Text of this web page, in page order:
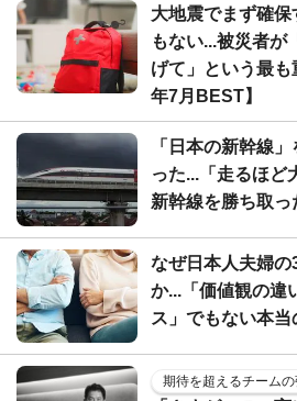
大地震でまず確
もない...被災者が
げて」という最
年7月BEST】
「日本の新幹線
った...「走るほど
新幹線を勝ち取
なぜ日本人夫婦
か...「価値観の違
ス」でもない本当
期待を超えるチームの